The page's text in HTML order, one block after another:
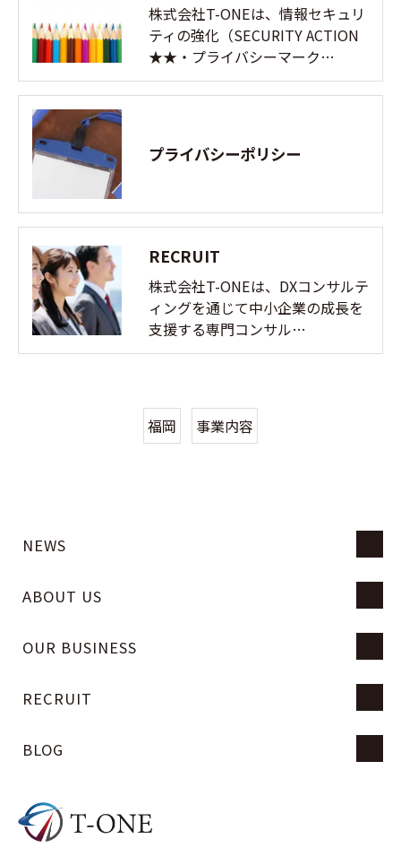
株式会社T-ONEは、情報セキュリ
ティの強化（SECURITY ACTION
★★・プライバシーマーク…
プライバシーポリシー
RECRUIT
株式会社T-ONEは、DXコンサルテ
ィングを通じて中小企業の成長を
支援する専門コンサル…
福岡 事業内容
NEWS
ABOUT US
OUR BUSINESS
RECRUIT
BLOG